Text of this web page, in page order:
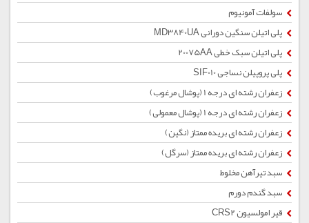
سولفات آمونیوم
پلی اتیلن سنگین دورانی MD3840UA
پلی اتیلن سبک خطی 20075AA
پلی پروپیلن نساجی SIF010
زعفران رشته ای درجه 1 (پوشال مرغوب)
زعفران رشته ای درجه 1 (پوشال معمولی)
زعفران رشته ای بریده ممتاز (نگین)
زعفران رشته ای بریده ممتاز (سرگل)
سبد تیرآهن مخلوط
سبد گندم دورم
قیر امولسیون CRS2